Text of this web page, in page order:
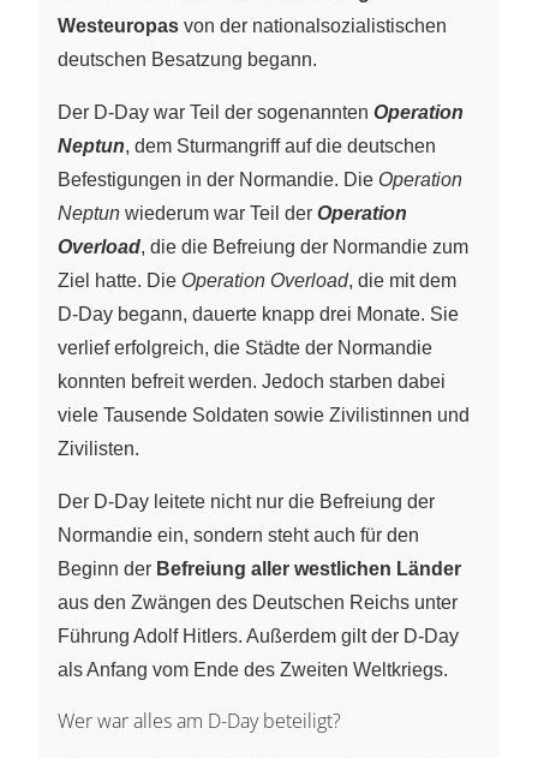
Westeuropas von der nationalsozialistischen
deutschen Besatzung begann.
Der D-Day war Teil der sogenannten Operation
Neptun, dem Sturmangriff auf die deutschen
Befestigungen in der Normandie. Die Operation
Neptun wiederum war Teil der Operation
Overload, die die Befreiung der Normandie zum
Ziel hatte. Die Operation Overload, die mit dem
D-Day begann, dauerte knapp drei Monate. Sie
verlief erfolgreich, die Städte der Normandie
konnten befreit werden. Jedoch starben dabei
viele Tausende Soldaten sowie Zivilistinnen und
Zivilisten.
Der D-Day leitete nicht nur die Befreiung der
Normandie ein, sondern steht auch für den
Beginn der Befreiung aller westlichen Länder
aus den Zwängen des Deutschen Reichs unter
Führung Adolf Hitlers. Außerdem gilt der D-Day
als Anfang vom Ende des Zweiten Weltkriegs.
Wer war alles am D-Day beteiligt?